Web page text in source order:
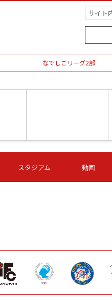
なでしこリーグ2部
第16節 09/06 (日) 15:00
-
スタジアム 動画